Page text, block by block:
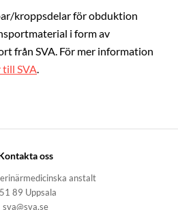
kroppsdelar för obduktion
i form av
från SVA. För mer information
till SVA.
oss
anstalt
89 Uppsala
sva@sva.se